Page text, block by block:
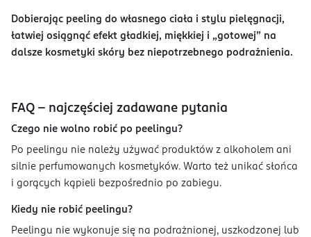
Dobierając peeling do własnego ciała i stylu pielęgnacji,
łatwiej osiągnąć efekt gładkiej, miękkiej i „gotowej” na
dalsze kosmetyki skóry bez niepotrzebnego podrażnienia.
FAQ – najczęściej zadawane pytania
Czego nie wolno robić po peelingu?
Po peelingu nie należy używać produktów z alkoholem ani
silnie perfumowanych kosmetyków. Warto też unikać słońca
i gorących kąpieli bezpośrednio po zabiegu.
Kiedy nie robić peelingu?
Peelingu nie wykonuje się na podrażnionej, uszkodzonej lub